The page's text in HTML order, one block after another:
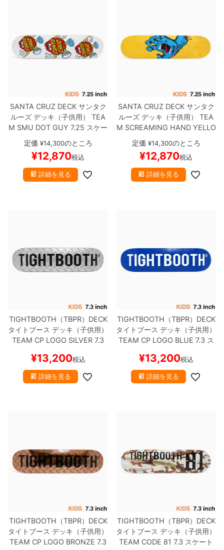
SANTA CRUZ DECKサンタク
ルーズ デッキ（子供用）
TEA
M SMU DOT GUY 7.25 スケー
定価 ¥14,300のところ
¥12,870税込
詳細を見る
SANTA CRUZ DECKサンタク
ルーズ デッキ（子供用）
TEA
M SCREAMING HAND YELLO
W STAIN 7.25
スケボー
定価 ¥14,300のところ
¥12,870税込
詳細を見る
TIGHTBOOTH（TBPR）DECK
タイトブース デッキ（子供用）
TEAM CP LOGO SILVER 7.3
¥13,200税込
詳細を見る
TIGHTBOOTH（TBPR）DECK
タイトブース デッキ（子供用）
TEAM CP LOGO BLUE 7.3 ス
¥13,200税込
詳細を見る
TIGHTBOOTH（TBPR）DECK
タイトブース デッキ（子供用）
TEAM CP LOGO BRONZE 7.3
TIGHTBOOTH（TBPR）DECK
タイトブース デッキ（子供用）
TEAM CODE 81 7.3 スケート